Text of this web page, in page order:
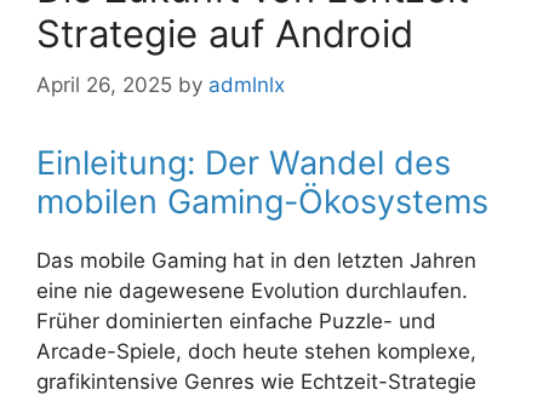
Strategie auf Android
April 26, 2025 by admlnlx
Einleitung: Der Wandel des
mobilen Gaming-Ökosystems
Das mobile Gaming hat in den letzten Jahren
eine nie dagewesene Evolution durchlaufen.
Früher dominierten einfache Puzzle- und
Arcade-Spiele, doch heute stehen komplexe,
grafikintensive Genres wie Echtzeit-Strategie